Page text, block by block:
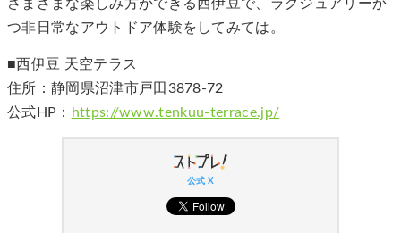
さまざまな楽しみ方ができる西伊豆で、ラグジュアリーか
つ非日常なアウトドア体験をしてみては。
■西伊豆 天空テラス
住所：静岡県沼津市戸田3878-72
公式HP：
https://www.tenkuu-terrace.jp/
公式 X